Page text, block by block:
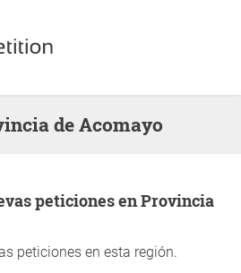
de Acomayo
peticiones en esta región.